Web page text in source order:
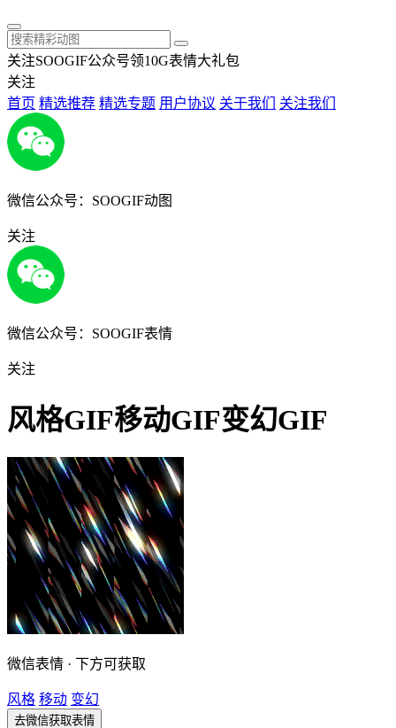
关注SOOGIF公众号领10G表情大礼包
关注
首页 精选推荐 精选专题 用户协议 关于我们 关注我们
微信公众号：SOOGIF动图
关注
微信公众号：SOOGIF表情
关注
风格GIF移动GIF变幻GIF
微信表情 · 下方可获取
风格 移动 变幻
去微信获取表情